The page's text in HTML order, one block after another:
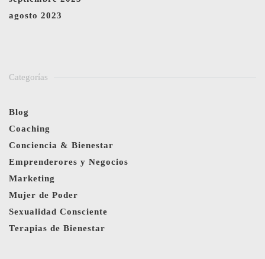
agosto 2023
Categorías
Blog
Coaching
Conciencia & Bienestar
Emprenderores y Negocios
Marketing
Mujer de Poder
Sexualidad Consciente
Terapias de Bienestar